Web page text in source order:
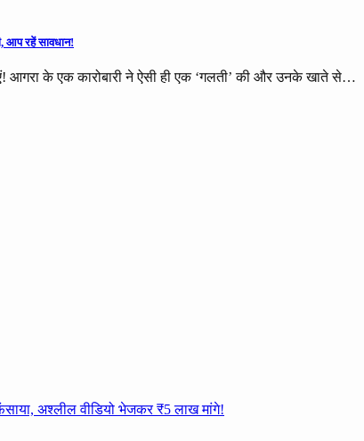
आप रहें सावधान!
आगरा के एक कारोबारी ने ऐसी ही एक ‘गलती’ की और उनके खाते से…